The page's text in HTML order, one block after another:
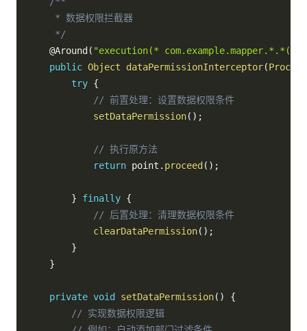
     * 数据权限拦截器
     */
@Around ( "execution(*
public Object dataPermissionInterceptor(
try {
// 前置处理：设置数据权限条件
setDataPermission( ) ;
// 执行原方法
return point . proceed ( ) ;
} finally {
// 后置处理：清理数据权限条件
clearDataPermission( ) ;
}
}
private void setDataPermission( )
{
// 实现数据权限逻辑